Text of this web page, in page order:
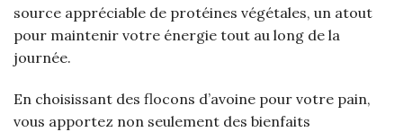
source appréciable de protéines végétales, un atout
pour maintenir votre énergie tout au long de la
journée.
En choisissant des flocons d’avoine pour votre pain,
vous apportez non seulement des bienfaits